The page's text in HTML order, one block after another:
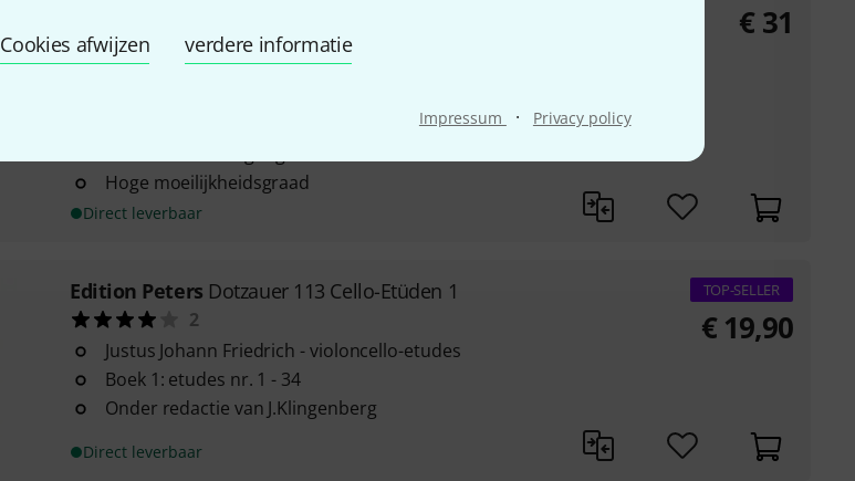
Cookies afwijzen verdere informatie
Impressum · Privacy policy
Verzameling van belangrijke passages uit de opera-
en concertliteratuur
Hoge moeilijkheidsgraad
Direct leverbaar
€ 31
Edition Peters Dotzauer 113 Cello-Etüden 1
2
Justus Johann Friedrich - violoncello-etudes
Boek 1: etudes nr. 1 - 34
Onder redactie van J.Klingenberg
Direct leverbaar
TOP-SELLER
€ 19,90